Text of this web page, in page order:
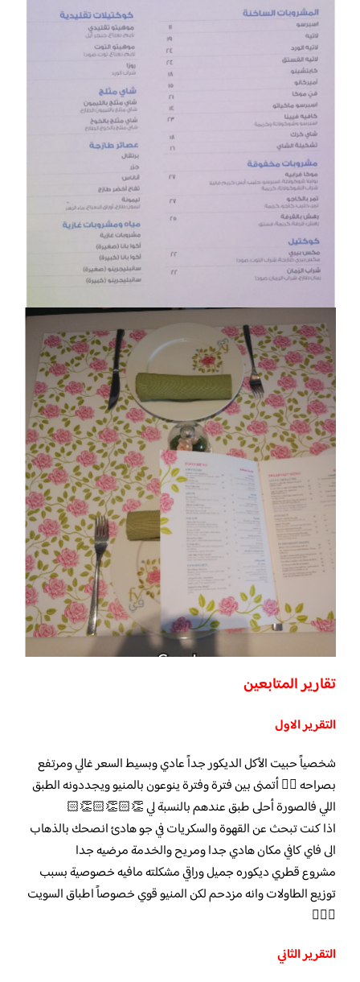
تقارير المتابعين
التقرير الاول
شخصياً حبيت الأكل الديكور جداً عادي وبسيط السعر غالي ومرتفع
بصراحه 👎🏻 أتمنى بين فترة وفترة ينوعون بالمنيو ويجددونه الطبق
اللي فالصورة أحلى طبق عندهم بالنسبة لي 👏🏻👏🏻👏🏻
اذا كنت تبحث عن القهوة والسكريات في جو هادئ انصحك بالذهاب
الى فاي كافي مكان هادي جدا ومريح والخدمة مرضيه جدا
مشروع قطري ديكوره جميل وراقي مشكلته مافيه خصوصية بسبب
توزيع الطاولات وانه مزدحم لكن المنيو قوي خصوصاً اطباق السويت
👍🏻💗
التقرير الثاني